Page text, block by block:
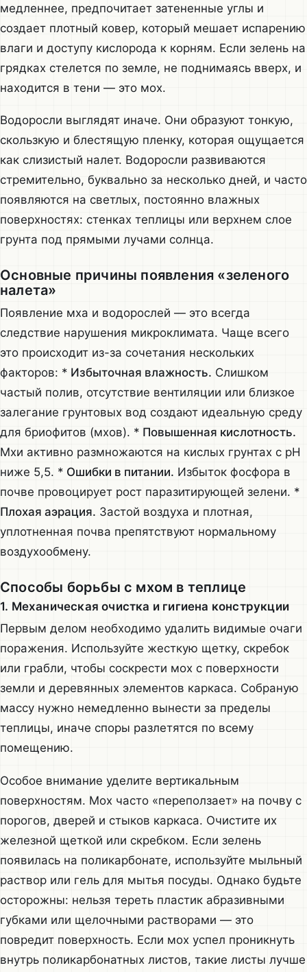
медленнее, предпочитает затененные углы и
создает плотный ковер, который мешает испарению
влаги и доступу кислорода к корням. Если зелень на
грядках стелется по земле, не поднимаясь вверх, и
находится в тени — это мох.
Водоросли выглядят иначе. Они образуют тонкую,
скользкую и блестящую пленку, которая ощущается
как слизистый налет. Водоросли развиваются
стремительно, буквально за несколько дней, и часто
появляются на светлых, постоянно влажных
поверхностях: стенках теплицы или верхнем слое
грунта под прямыми лучами солнца.
Основные причины появления «зеленого
налета»
Появление мха и водорослей — это всегда
следствие нарушения микроклимата. Чаще всего
это происходит из-за сочетания нескольких
факторов: * Избыточная влажность. Слишком
частый полив, отсутствие вентиляции или близкое
залегание грунтовых вод создают идеальную среду
для бриофитов (мхов). * Повышенная кислотность.
Мхи активно размножаются на кислых грунтах с pH
ниже 5,5. * Ошибки в питании. Избыток фосфора в
почве провоцирует рост паразитирующей зелени. *
Плохая аэрация. Застой воздуха и плотная,
уплотненная почва препятствуют нормальному
воздухообмену.
Способы борьбы с мхом в теплице
1. Механическая очистка и гигиена конструкции
Первым делом необходимо удалить видимые очаги
поражения. Используйте жесткую щетку, скребок
или грабли, чтобы соскрести мох с поверхности
земли и деревянных элементов каркаса. Собраную
массу нужно немедленно вынести за пределы
теплицы, иначе споры разлетятся по всему
помещению.
Особое внимание уделите вертикальным
поверхностям. Мох часто «переползает» на почву с
порогов, дверей и стыков каркаса. Очистите их
железной щеткой или скребком. Если зелень
появилась на поликарбонате, используйте мыльный
раствор или гель для мытья посуды. Однако будьте
осторожны: нельзя тереть пластик абразивными
губками или щелочными растворами — это
повредит поверхность. Если мох успел проникнуть
внутрь поликарбонатных листов, такие листы лучше